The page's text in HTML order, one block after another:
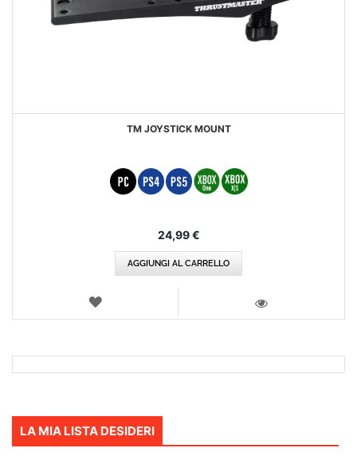
TM JOYSTICK MOUNT
24,99 €
AGGIUNGI AL CARRELLO
LISTA
LA MIA LISTA DESIDERI